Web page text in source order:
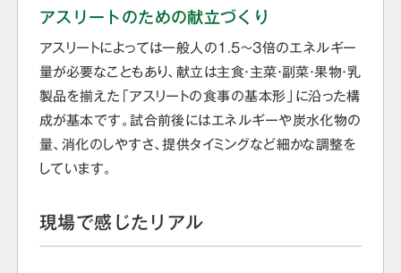
アスリートのための献立づくり
アスリートによっては一般人の1.5～3倍のエネルギー
量が必要なこともあり、献立は主食・主菜・副菜・果物・乳
製品を揃えた「アスリートの食事の基本形」に沿った構
成が基本です。試合前後にはエネルギーや炭水化物の
量、消化のしやすさ、提供タイミングなど細かな調整を
しています。
現場で感じたリアル